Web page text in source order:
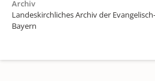
Archiv
Landeskirchliches Archiv der
Bayern